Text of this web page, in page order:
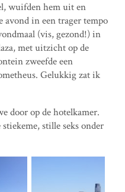
wuifden hem uit en
avond in een trager tempo
(vis, gezond!) in
met uitzicht op de
zweefde een
Gelukkig zat ik
door op de hotelkamer.
stille seks onder